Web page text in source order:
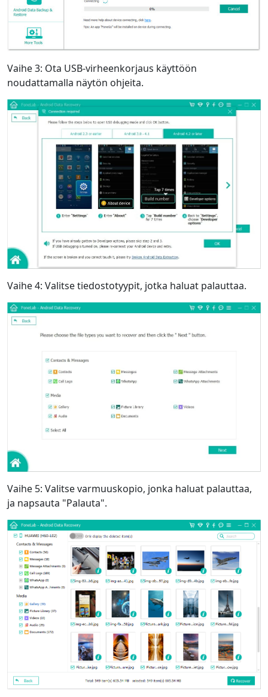
Vaihe 3: Ota USB-virheenkorjaus käyttöön
noudattamalla näytön ohjeita.
Vaihe 4: Valitse tiedostotyypit, jotka haluat palauttaa.
Vaihe 5: Valitse varmuuskopio, jonka haluat palauttaa,
ja napsauta "Palauta".
Norsk
Suomalainen
Svenska
Dansk
русский
हिंदी
Bahasa Melayu
ไทย
Română
Polskie
қазақ
Gaeilge
繁體中文